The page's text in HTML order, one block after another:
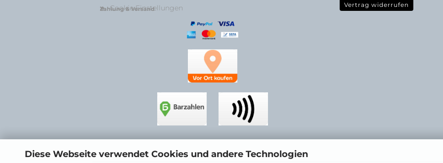
Diese Webseite verwendet Cookies und andere Technologien
Cookie Einstellungen
Zahlung & Versand
Vertrag widerrufen